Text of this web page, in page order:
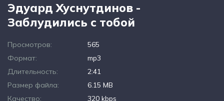
Эдуард Хуснутдинов -
Заблудились с тобой
Просмотров:
565
Формат:
mp3
Длительность:
2:41
Размер файла:
6.15 MB
Качество:
320 kbps